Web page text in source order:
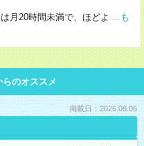
月20時間未満で、ほどよ ...も
のオススメ
掲載日：2026.08.06